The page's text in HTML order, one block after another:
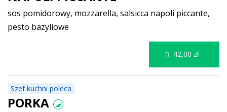
sos pomidorowy, mozzarella, salsicca napoli piccante,
pesto bazyliowe
Szef kuchni poleca
PORKA